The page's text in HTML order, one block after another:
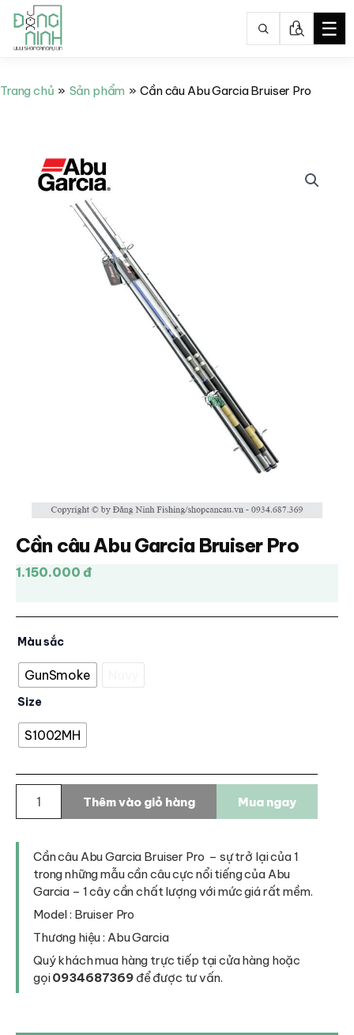
tới
☰
Trang chủ Sản phẩm Cần câu Abu Garcia Bruiser Pro
Cần câu Abu Garcia Bruiser Pro
1.150.000 đ
Màu sắc
GunSmoke
Size
S1002MH
Abu
Garcia
Bruiser
Thêm vào giỏ hàng Mua ngay
Cần câu Abu Garcia Bruiser Pro – sự trở lại của 1
trong những mẫu cần câu cực nổi tiếng của Abu
Garcia – 1 cây cần chất lượng với mức giá rất mềm.
Model : Bruiser Pro
Thương hiệu : Abu Garcia
Quý khách mua hàng trực tiếp tại cửa hàng hoặc
gọi0934687369để được tư vấn.